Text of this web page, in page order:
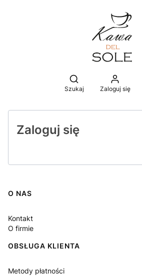
Otwórz wyszukiwarkę
Szukaj Zaloguj się
Zaloguj się
Linki w stopce
O NAS
Kontakt
O firmie
OBSŁUGA KLIENTA
Metody płatności